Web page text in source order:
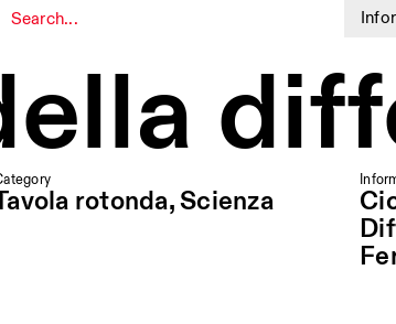
rotonda, Scienza